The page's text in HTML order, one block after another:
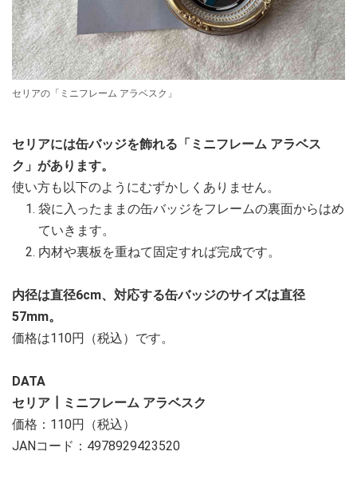
セリアの「ミニフレーム アラベスク」
セリアには缶バッジを飾れる「ミニフレーム アラベス
ク」があります。
使い方も以下のようにむずかしくありません。
袋に入ったままの缶バッジをフレームの裏面からはめ
ていきます。
内材や裏板を重ねて固定すれば完成です。
内径は直径6cm、対応する缶バッジのサイズは直径
57mm。
価格は110円（税込）です。
DATA
セリア┃ミニフレーム アラベスク
価格：110円（税込）
JANコード：4978929423520